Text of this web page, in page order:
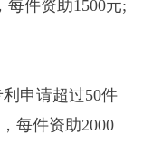
每件资助1500元;
申请超过50件
每件资助2000